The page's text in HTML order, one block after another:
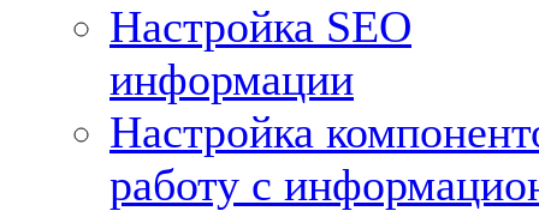
Настройка SEO
информации
Настройка
работу с